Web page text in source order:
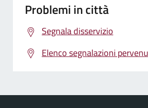
Problemi in città
Segnala disservizio
Elenco segnalazioni